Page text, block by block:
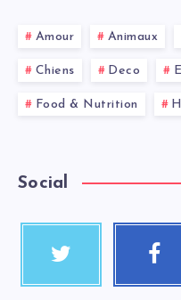
Amour Animaux
Chiens Deco
Food & Nutrition
Social